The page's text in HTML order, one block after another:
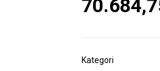
Kategori